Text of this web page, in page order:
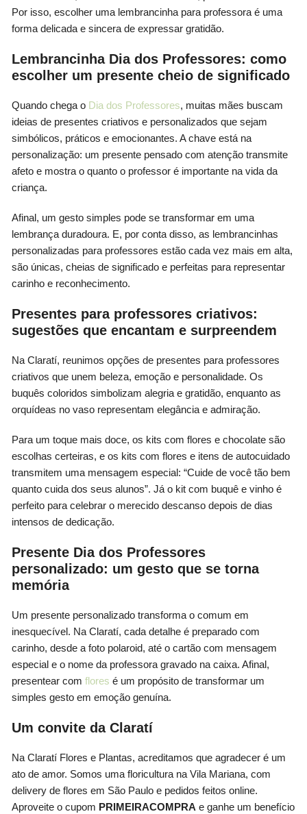
Por isso, escolher uma lembrancinha para professora é uma
forma delicada e sincera de expressar gratidão.
Lembrancinha Dia dos Professores: como
escolher um presente cheio de significado
Quando chega o Dia dos Professores, muitas mães buscam
ideias de presentes criativos e personalizados que sejam
simbólicos, práticos e emocionantes. A chave está na
personalização: um presente pensado com atenção transmite
afeto e mostra o quanto o professor é importante na vida da
criança.
Afinal, um gesto simples pode se transformar em uma
lembrança duradoura. E, por conta disso, as lembrancinhas
personalizadas para professores estão cada vez mais em alta,
são únicas, cheias de significado e perfeitas para representar
carinho e reconhecimento.
Presentes para professores criativos:
sugestões que encantam e surpreendem
Na Claratí, reunimos opções de presentes para professores
criativos que unem beleza, emoção e personalidade. Os
buquês coloridos simbolizam alegria e gratidão, enquanto as
orquídeas no vaso representam elegância e admiração.
Para um toque mais doce, os kits com flores e chocolate são
escolhas certeiras, e os kits com flores e itens de autocuidado
transmitem uma mensagem especial: “Cuide de você tão bem
quanto cuida dos seus alunos”. Já o kit com buquê e vinho é
perfeito para celebrar o merecido descanso depois de dias
intensos de dedicação.
Presente Dia dos Professores
personalizado: um gesto que se torna
memória
Um presente personalizado transforma o comum em
inesquecível. Na Claratí, cada detalhe é preparado com
carinho, desde a foto polaroid, até o cartão com mensagem
especial e o nome da professora gravado na caixa. Afinal,
presentear comfloresé um propósito de transformar um
simples gesto em emoção genuína.
Um convite da Claratí
Na Claratí Flores e Plantas, acreditamos que agradecer é um
ato de amor. Somos uma floricultura na Vila Mariana, com
delivery de flores em São Paulo e pedidos feitos online.
Aproveite o cupom PRIMEIRACOMPRA e ganhe um benefício